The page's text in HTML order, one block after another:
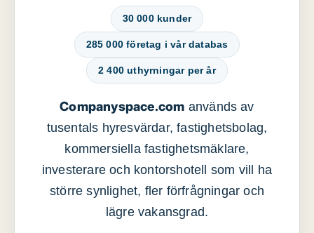
30 000 kunder
285 000 företag i vår databas
2 400 uthyrningar per år
Companyspace.com används av
tusentals hyresvärdar, fastighetsbolag,
kommersiella fastighetsmäklare,
investerare och kontorshotell som vill ha
större synlighet, fler förfrågningar och
lägre vakansgrad.